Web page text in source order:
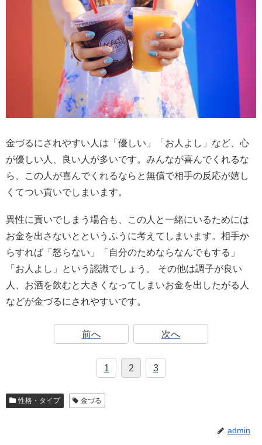
金づるにされやすい人は「優しい」「お人よし」など、心
が優しい人、良い人が多いです。みんなが喜んでくれるな
ら、この人が喜んでくれるならと無償で相手の反応が嬉し
くてつい貢いでしまいます。
異性に貢いでしまう場合も、この人と一緒にいるためには
お金を出さないとというふうに考えてしまいます。相手か
らすれば「怒らない」「自分のためならなんでもする」
「お人よし」という認識でしょう。 その他は調子が良い
人、お酒を飲むと大きくなってしまいお金を出したがる人
などが金づるにされやすいです。
前へ 次へ
1 2 3
性格・タイプ 金づる
admin